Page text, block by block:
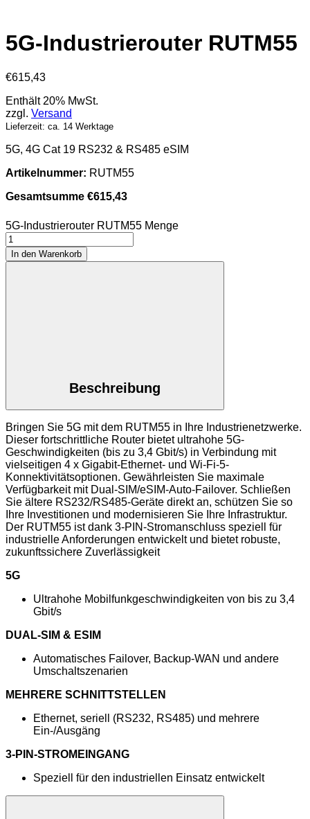
5G-Industrierouter RUTM55
€615,43
Enthält 20% MwSt.
zzgl. Versand
Lieferzeit: ca. 14 Werktage
5G, 4G Cat 19 RS232 & RS485 eSIM
Artikelnummer: RUTM55
Gesamtsumme €615,43
5G-Industrierouter RUTM55 Menge
In den Warenkorb
Beschreibung
Bringen Sie 5G mit dem RUTM55 in Ihre Industrienetzwerke.
Dieser fortschrittliche Router bietet ultrahohe 5G-
Geschwindigkeiten (bis zu 3,4 Gbit/s) in Verbindung mit
vielseitigen 4 x Gigabit-Ethernet- und Wi-Fi-5-
Konnektivitätsoptionen. Gewährleisten Sie maximale
Verfügbarkeit mit Dual-SIM/eSIM-Auto-Failover. Schließen
Sie ältere RS232/RS485-Geräte direkt an, schützen Sie so
Ihre Investitionen und modernisieren Sie Ihre Infrastruktur.
Der RUTM55 ist dank 3-PIN-Stromanschluss speziell für
industrielle Anforderungen entwickelt und bietet robuste,
zukunftssichere Zuverlässigkeit
5G
Ultrahohe Mobilfunkgeschwindigkeiten von bis zu 3,4
Gbit/s
DUAL-SIM & ESIM
Automatisches Failover, Backup-WAN und andere
Umschaltszenarien
MEHRERE SCHNITTSTELLEN
Ethernet, seriell (RS232, RS485) und mehrere
Ein-/Ausgäng
3-PIN-STROMEINGANG
Speziell für den industriellen Einsatz entwickelt